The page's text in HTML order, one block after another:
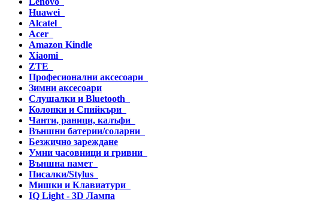
Huawei
Alcatel
Acer
Amazon Kindle
Xiaomi
ZTE
Професионални аксесоари
Зимни аксесоари
Слушалки и Bluetooth
Колонки и Спийкъри
Чанти, раници, калъфи
Външни батерии/соларни
Безжично зареждане
Умни часовници и гривни
Външна памет
Писалки/Stylus
Мишки и Клавиатури
IQ Light - 3D Лампа